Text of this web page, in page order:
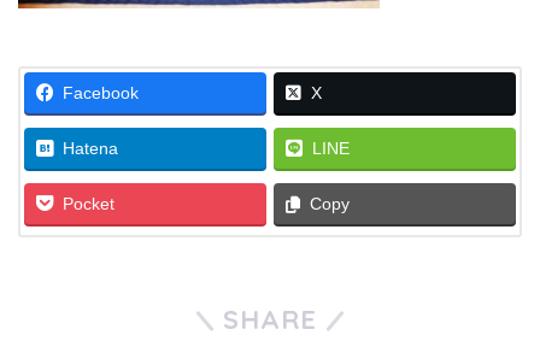
Facebook X
Hatena LINE
Pocket Copy
SHARE